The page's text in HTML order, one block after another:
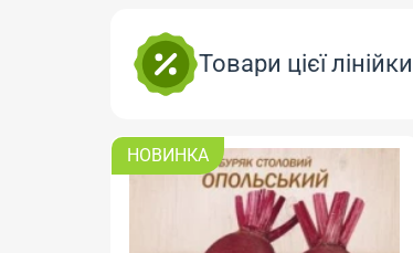
Товари цієї лінійки
НОВИНКА